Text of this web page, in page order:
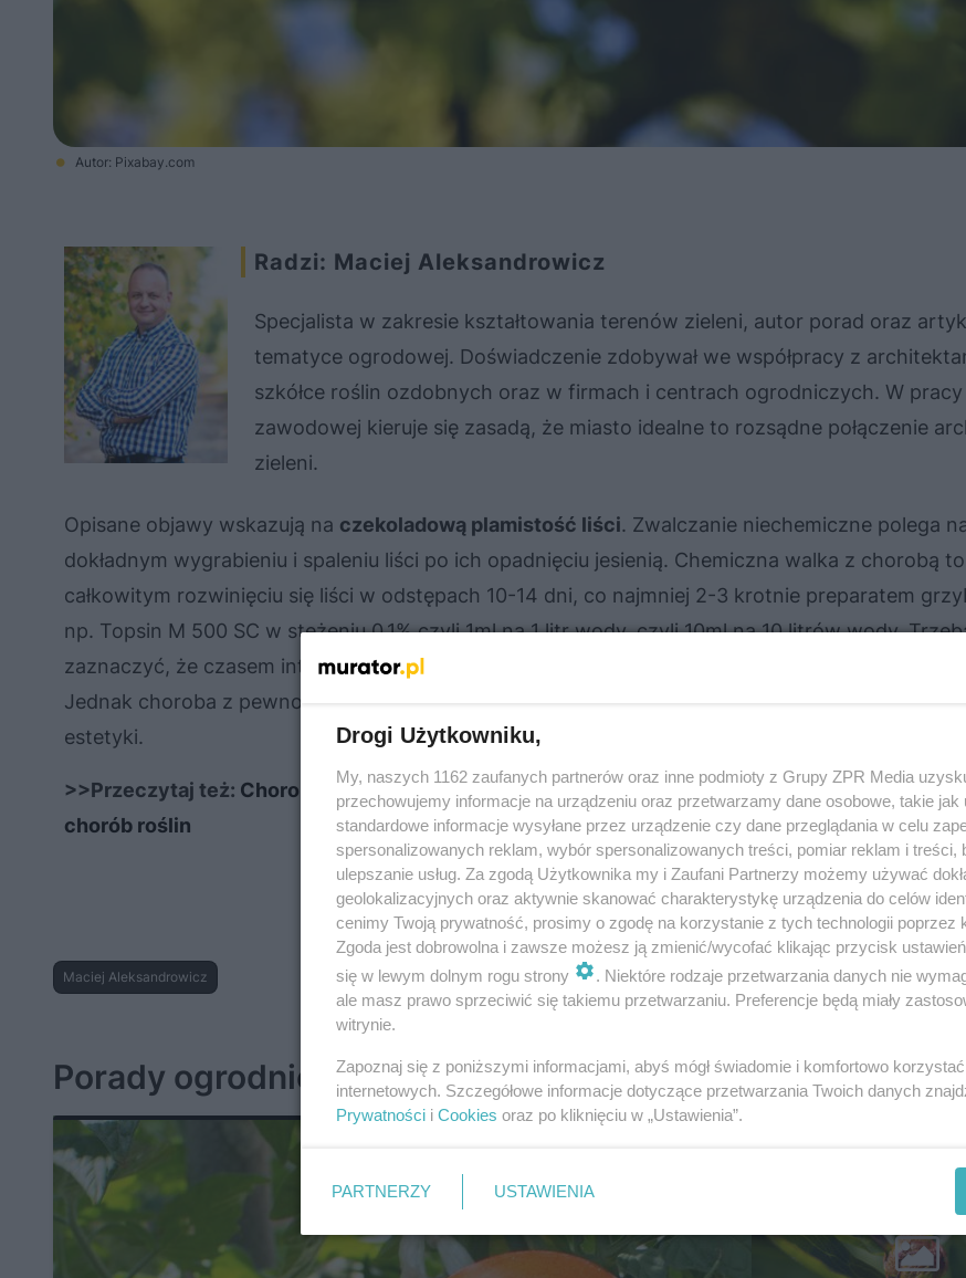
Autor: Pixabay.com
Radzi: Maciej Aleksandrowicz
Specjalista w zakresie kształtowania terenów zieleni, autor porad oraz
tematyce ogrodowej. Doświadczenie zdobywał we współpracy z
szkółce roślin ozdobnych oraz w firmach i centrach ogrodniczych. W pracy
zawodowej kieruje się zasadą, że miasto idealne to rozsądne połączenie
zieleni.
Opisane objawy wskazują na czekoladową plamistość liści. Zwalczanie niechemiczne polega
dokładnym wygrabieniu i spaleniu liści po ich opadnięciu jesienią. Chemiczna walka z chorobą
całkowitym rozwinięciu się liści w odstępach 10-14 dni, co najmniej 2-3 krotnie preparatem
np. Topsin M 500 SC w stężeniu 0,1% czyli 1ml na 1 litr wody, czyli 10ml na 10 litrów wody.
zaznaczyć, że czasem interwencja (nawet szybka) jedynie ogranicza, a nie eliminuje objawów
Jednak choroba z pewnością nie spowoduje zamierania drzewa, a jedynie lekkie osłabienie i
estetyki.
>>Przeczytaj też: Choroby roślin. Jakie choroby porażają rośliny w ogrodzie. Objawy i
chorób roślin
Maciej Aleksandrowicz
Porady ogrodnicze
Drogi Użytkowniku,
My, naszych 1162 zaufanych partnerów oraz inne podmioty z Grupy ZPR Media
przechowujemy informacje na urządzeniu oraz przetwarzamy dane osobowe, takie jak
standardowe informacje wysyłane przez urządzenie czy dane przeglądania w celu
spersonalizowanych reklam, wybór spersonalizowanych treści, pomiar reklam i treści,
ulepszanie usług. Za zgodą Użytkownika my i Zaufani Partnerzy możemy używać
geolokalizacyjnych oraz aktywnie skanować charakterystykę urządzenia do celów
cenimy Twoją prywatność, prosimy o zgodę na korzystanie z tych technologii poprzez
Zgoda jest dobrowolna i zawsze możesz ją zmienić/wycofać klikając przycisk
się w lewym dolnym rogu strony
. Niektóre rodzaje przetwarzania danych nie
ale masz prawo sprzeciwić się takiemu przetwarzaniu. Preferencje będą miały
witrynie.
Zapoznaj się z poniższymi informacjami, abyś mógł świadomie i komfortowo
internetowych. Szczegółowe informacje dotyczące przetwarzania Twoich danych
Prywatności i Cookies oraz po kliknięciu w „Ustawienia”.
PARTNERZY USTAWIENIA